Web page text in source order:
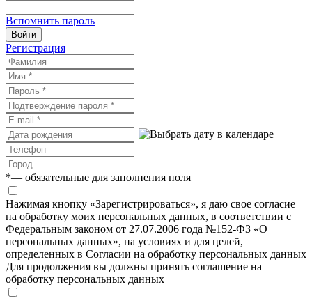
Вспомнить пароль
Войти
Регистрация
*— обязательные для заполнения поля
Нажимая кнопку «Зарегистрироваться», я даю свое согласие
на обработку моих персональных данных, в соответствии с
Федеральным законом от 27.07.2006 года №152-ФЗ «О
персональных данных», на условиях и для целей,
определенных в Согласии на обработку персональных данных
Для продолжения вы должны принять соглашение на
обработку персональных данных